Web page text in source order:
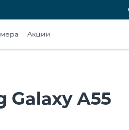
Акции
Galaxy A55